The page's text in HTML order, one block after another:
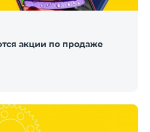
акции по продаже